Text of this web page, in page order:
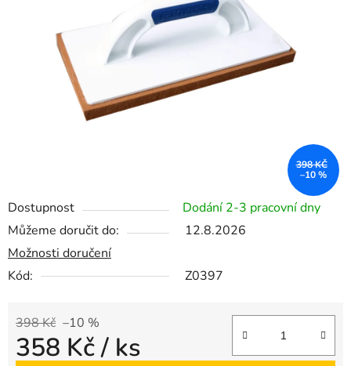
Dostupnost
Dodání 2-3 pracovní dny
Můžeme doručit do:
12.8.2026
Možnosti doručení
Kód:
Z0397
398 Kč –10 %
358 Kč/ ks
hvězdiček.
398 KČ
–10 %